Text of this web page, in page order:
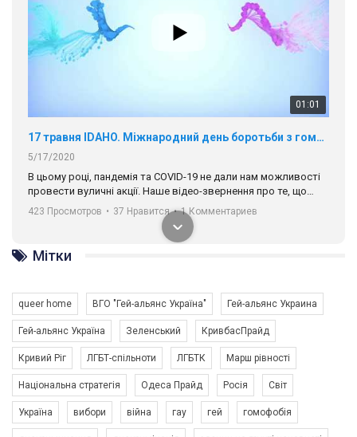
01:01
провести вуличні акції. Наше відео-звернення про те, що
навіть коли ми у різних містах та не можемо зустрінеться, ми
солідарності, приєднатися до нас. Регіональні підрозділи
ГАУ є в 16 областях України.
Разом наш голос лунає гучніше!
423 Просмотров
6/30/2017
Мітки
queer home ВГО "Гей-альянс Україна" Гей-альянс Украина
Гей-альянс Україна Зеленський КривбасПрайд
Кривий Ріг ЛГБТ-спільноти ЛГБТК Марш рівності
Національна стратегія Одеса Прайд Росія Світ
Україна вибори війна гау гей гомофобія